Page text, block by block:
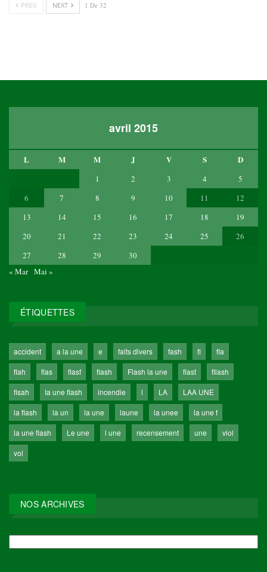
PREV NEXT 1 De 32
avril 2015
L M M J V S D
1 2 3 4
5
6
7 8 9 10 11
12
13
14 15 16 17 18
19
20
21 22 23 24 25
26
27
28 29
30
« Mar Mai »
ÉTIQUETTES
accident a la une e faits divers fash fl
fla
flah
flas flasf flash Flash la une flast
fllash
flsah
Ia une flash incendie l LA
LAA UNE
la flash
la un la une laune la unee
la une f
la une flash
Le une l une recensement une
viol
vol
NOS ARCHIVES